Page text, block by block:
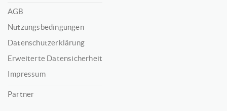
AGB
Nutzungsbedingungen
Datenschutzerklärung
Erweiterte Datensicherheit
Impressum
Partner